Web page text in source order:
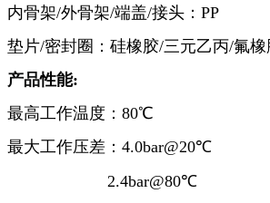
内骨架/外骨架/端盖/接头：PP
垫片/密封圈：硅橡胶/三元乙丙/氟
产品性能:
最高工作温度：80℃
最大工作压差：4.0bar@20℃
2.4bar@80℃